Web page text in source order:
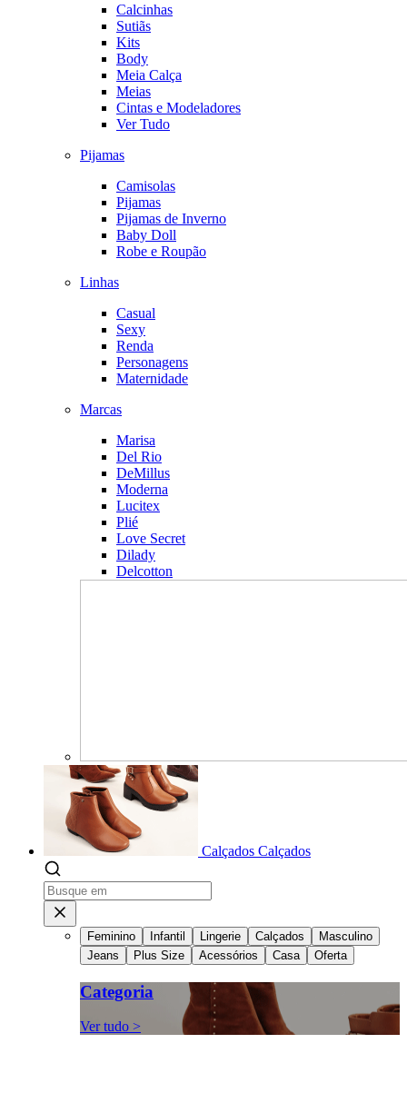
Calcinhas
Sutiãs
Kits
Body
Meia Calça
Meias
Cintas e Modeladores
Ver Tudo
Pijamas
Camisolas
Pijamas
Pijamas de Inverno
Baby Doll
Robe e Roupão
Linhas
Casual
Sexy
Renda
Personagens
Maternidade
Marcas
Marisa
Del Rio
DeMillus
Moderna
Lucitex
Plié
Love Secret
Dilady
Delcotton
Calçados Calçados
Feminino Infantil Lingerie Calçados
Masculino
Jeans
Plus Size Acessórios Casa Oferta
Categoria
Ver tudo >